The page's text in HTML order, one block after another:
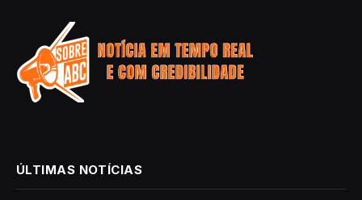
ÚLTIMAS NOTÍCIAS